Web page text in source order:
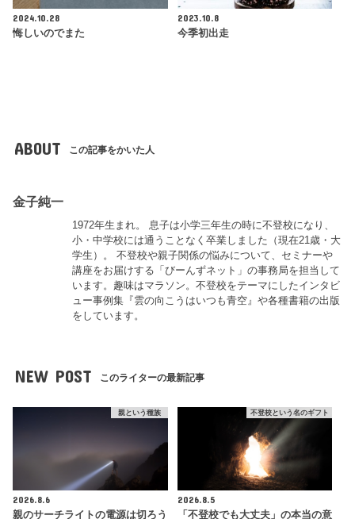
2024.10.28
悔しいのでまた
2023.10.8
今季初出走
ABOUT この記事をかいた人
金子純一
1972年生まれ。 息子は小学三年生の時に不登校になり、
小・中学校には通うことなく卒業しました（現在21歳・大
学生）。 不登校や親子関係の悩みについて、セミナーや
講座をお届けする「びーんずネット」の事務局を担当して
います。趣味はマラソン。不登校をテーマにしたインタビ
ュー事例集『雲の向こうはいつも青空』や各種書籍の出版
をしています。
NEW POST このライターの最新記事
親という種族
2026.8.6
親のサーチライトの電源は切ろう
不登校という名のギフト
2026.8.5
「不登校でも大丈夫」の本当の意